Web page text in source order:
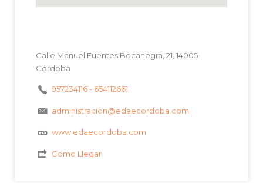
Calle Manuel Fuentes Bocanegra, 21, 14005
Córdoba
957234116 - 654112661
administracion@edaecordoba.com
www.edaecordoba.com
Como Llegar